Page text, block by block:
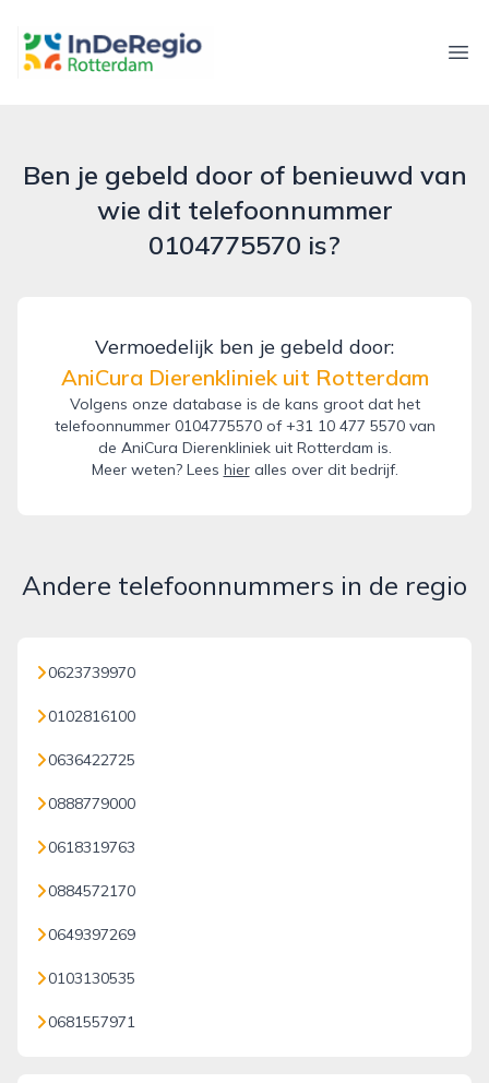
inderegiorotterdam.nl
Ben je gebeld door of benieuwd van
wie dit telefoonnummer
0104775570 is?
Vermoedelijk ben je gebeld door:
AniCura Dierenkliniek uit Rotterdam
Volgens onze database is de kans groot dat het
telefoonnummer 0104775570 of +31 10 477 5570 van
de AniCura Dierenkliniek uit Rotterdam is.
Meer weten? Lees hieralles over dit bedrijf.
Andere telefoonnummers in de regio
0623739970
0102816100
0636422725
0888779000
0618319763
0884572170
0649397269
0103130535
0681557971